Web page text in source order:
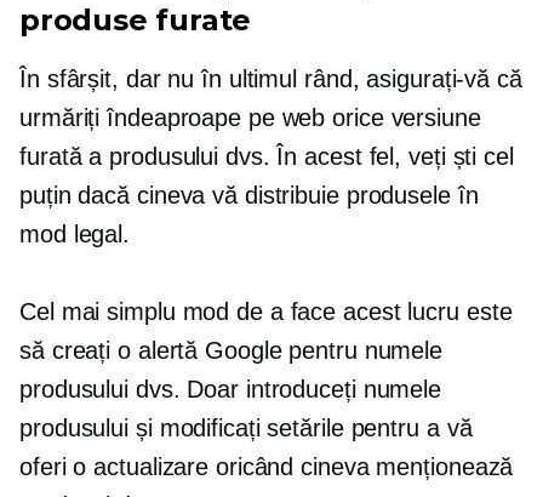
produse furate
În sfârșit, dar nu în ultimul rând, asigurați-vă că
urmăriți îndeaproape pe web orice versiune
furată a produsului dvs. În acest fel, veți ști cel
puțin dacă cineva vă distribuie produsele în
mod legal.
Cel mai simplu mod de a face acest lucru este
să creați o alertă Google pentru numele
produsului dvs. Doar introduceți numele
produsului și modificați setările pentru a vă
oferi o actualizare oricând cineva menționează